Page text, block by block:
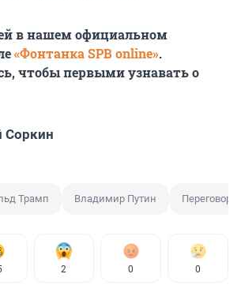
в нашем официальном
«Фонтанка SPB online».
чтобы первыми узнавать о
Соркин
Трамп Владимир Путин Переговоры
2 0 0